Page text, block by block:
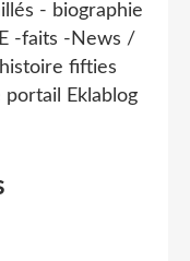
- biographie
-faits -News /
fifties
portail Eklablog